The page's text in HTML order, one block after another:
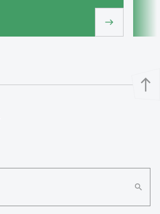
east
north
search